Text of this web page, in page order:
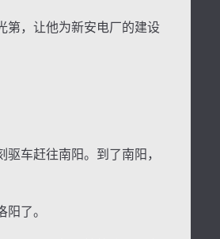
，让他为新安电厂的建设
车赶往南阳。到了南阳，
了。